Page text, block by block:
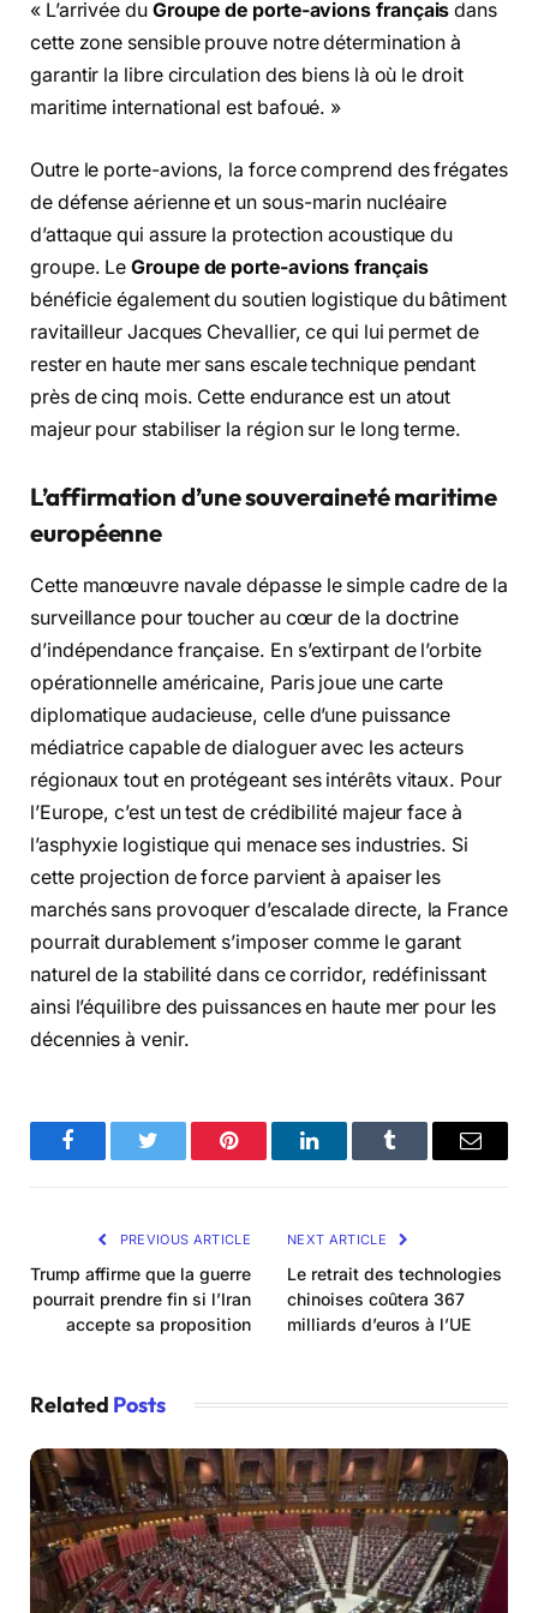
« L’arrivée du Groupe de porte-avions français dans
cette zone sensible prouve notre détermination à
garantir la libre circulation des biens là où le droit
maritime international est bafoué. »
Outre le porte-avions, la force comprend des frégates
de défense aérienne et un sous-marin nucléaire
d’attaque qui assure la protection acoustique du
groupe. LeGroupe de porte-avions français
bénéficie également du soutien logistique du bâtiment
ravitailleur Jacques Chevallier, ce qui lui permet de
rester en haute mer sans escale technique pendant
près de cinq mois. Cette endurance est un atout
majeur pour stabiliser la région sur le long terme.
L’affirmation d’une souveraineté maritime
européenne
Cette manœuvre navale dépasse le simple cadre de la
surveillance pour toucher au cœur de la doctrine
d’indépendance française. En s’extirpant de l’orbite
opérationnelle américaine, Paris joue une carte
diplomatique audacieuse, celle d’une puissance
médiatrice capable de dialoguer avec les acteurs
régionaux tout en protégeant ses intérêts vitaux. Pour
l’Europe, c’est un test de crédibilité majeur face à
l’asphyxie logistique qui menace ses industries. Si
cette projection de force parvient à apaiser les
marchés sans provoquer d’escalade directe, la France
pourrait durablement s’imposer comme le garant
naturel de la stabilité dans ce corridor, redéfinissant
ainsi l’équilibre des puissances en haute mer pour les
décennies à venir.
FacebookTwitter Pinterest LinkedInTumblr Email
PREVIOUS ARTICLE
Trump affirme que la guerre
pourrait prendre fin si l’Iran
accepte sa proposition
NEXT ARTICLE
Le retrait des technologies
chinoises coûtera 367
milliards d’euros à l’UE
Related Posts